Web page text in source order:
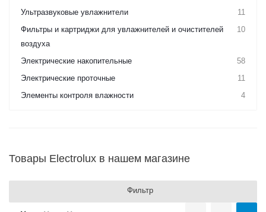
Ультразвуковые увлажнители
11
Фильтры и картриджи для увлажнителей и очистителей
воздуха
10
Электрические накопительные
58
Электрические проточные
11
Элементы контроля влажности
4
Товары Electrolux в нашем магазине
Фильтр